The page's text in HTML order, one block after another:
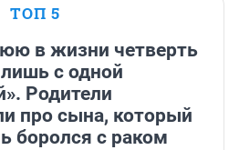
ТОП 5
в жизни четверть
с одной
Родители
про сына, который
боролся с раком